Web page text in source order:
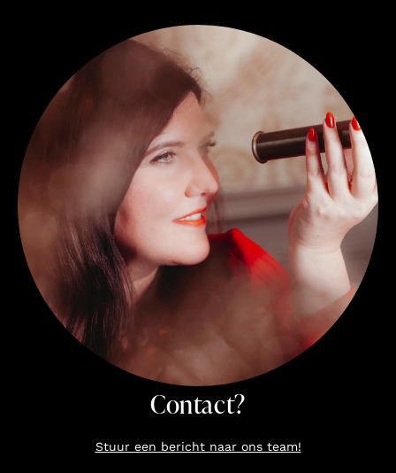
Contact?
Stuur een bericht naar ons team!